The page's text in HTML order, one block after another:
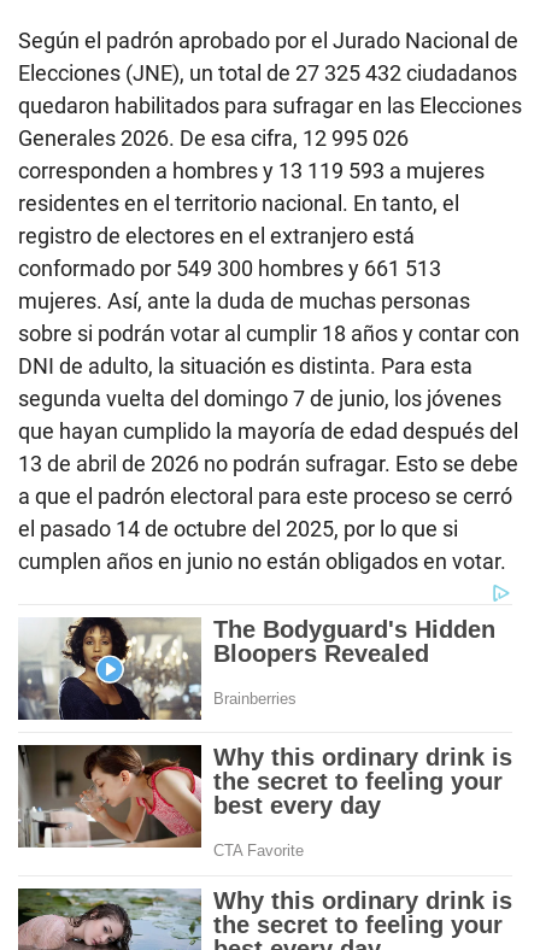
Según el padrón aprobado por el Jurado Nacional de
Elecciones (JNE), un total de 27 325 432 ciudadanos
quedaron habilitados para sufragar en las Elecciones
Generales 2026. De esa cifra, 12 995 026
corresponden a hombres y 13 119 593 a mujeres
residentes en el territorio nacional. En tanto, el
registro de electores en el extranjero está
conformado por 549 300 hombres y 661 513
mujeres. Así, ante la duda de muchas personas
sobre si podrán votar al cumplir 18 años y contar con
DNI de adulto, la situación es distinta. Para esta
segunda vuelta del domingo 7 de junio, los jóvenes
que hayan cumplido la mayoría de edad después del
13 de abril de 2026 no podrán sufragar. Esto se debe
a que el padrón electoral para este proceso se cerró
el pasado 14 de octubre del 2025, por lo que si
cumplen años en junio no están obligados en votar.